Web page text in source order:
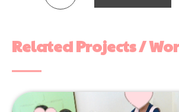
Related Projects /